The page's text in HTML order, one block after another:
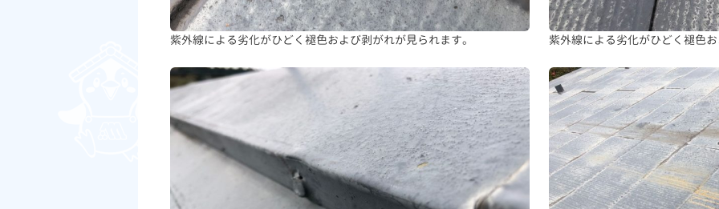
紫外線による劣化がひどく褪色および剥がれが見られます。 紫外線による劣化がひどく褪色